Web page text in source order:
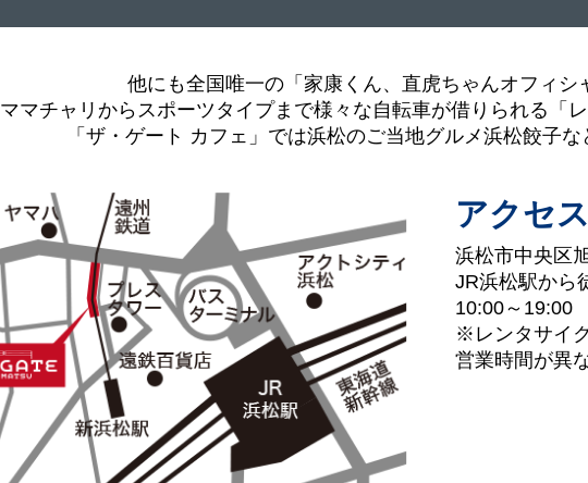
他にも全国唯一の「家康くん、直虎ちゃんオフィシ
ママチャリからスポーツタイプまで様々な自転車が借りられる「
「ザ・ゲート カフェ」では浜松のご当地グルメ浜松餃子な
アクセ
浜松市中央区
JR浜松駅から
10:00～19:00
※レンタサイ
営業時間が異